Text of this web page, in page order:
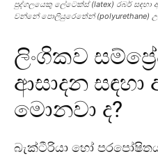
පුද්ගලයෙකු ලේටෙක්ස් (latex) රබර්
වන්නේ පොලියුරෙතේන් (polyurethane)
ලිංගිකව
ආසාදන සඳහා
මොනවා ද?
බැක්ටීරියා හෝ